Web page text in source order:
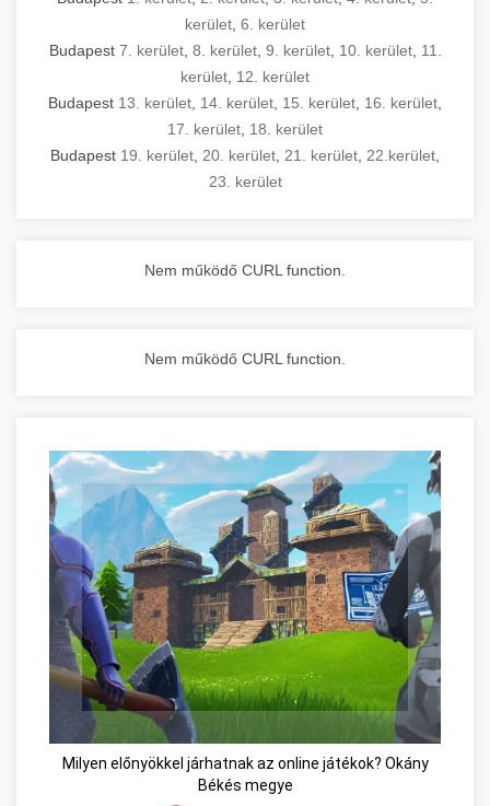
kerület 6. kerület
Budapest 7. kerület, 8. kerület, 9. kerület, 10. kerület, 11.
kerület 12. kerület
Budapest 13. kerület 14. kerület 15. kerület 16. kerület
17. kerület 18. kerület
Budapest 19. kerület 20. kerület 21. kerület 22.kerület
23. kerület
Nem működő CURL function.
Nem működő CURL function.
Milyen előnyökkel járhatnak az online játékok? Okány
Békés megye